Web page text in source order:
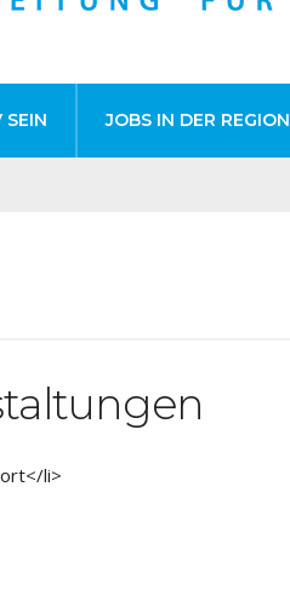
SEIN JOBS IN DER REGION
li>